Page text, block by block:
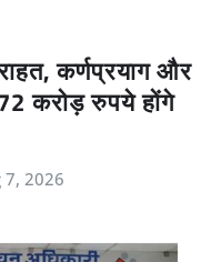
कर्णप्रयाग और
करोड़ रुपये होंगे
7, 2026